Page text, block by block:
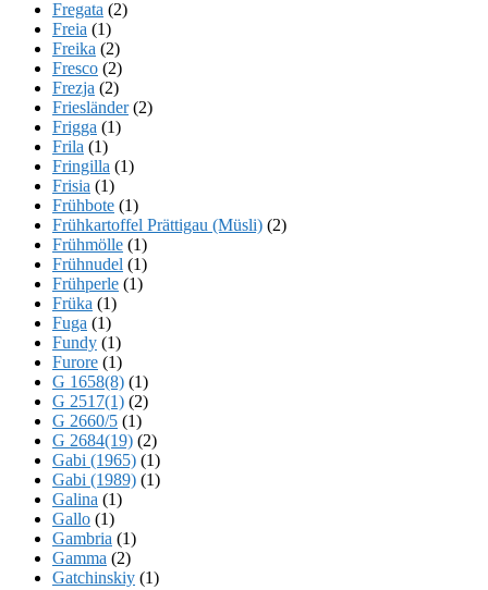
Fregata (2)
Freia (1)
Freika (2)
Fresco (2)
Frezja (2)
Friesländer(2)
Frigga (1)
Frila (1)
Fringilla (1)
Frisia (1)
Frühbote (1)
Frühkartoffel Prättigau (Müsli) (2)
Frühmölle (1)
Frühnudel (1)
Frühperle (1)
Früka (1)
Fuga (1)
Fundy (1)
Furore (1)
G 1658(8) (1)
G 2517(1) (2)
G 2660/5 (1)
G 2684(19) (2)
Gabi (1965) (1)
Gabi (1989) (1)
Galina (1)
Gallo (1)
Gambria (1)
Gamma (2)
Gatchinskiy (1)